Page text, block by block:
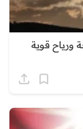
ورياح قوية